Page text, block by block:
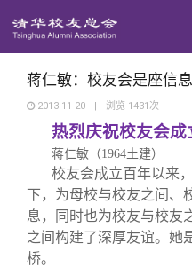
地区联络
年级联络
院系校友
专业委员
回馈母校
捐赠项目
捐赠新闻
捐赠纪事
媒体平台
《清华校
《水木清
百年清华
清华人物
校友服务
蒋仁敏：校友会是座信
2013-11-20 | 浏览 1431 次
热烈庆祝校友会成
蒋仁敏（1964土建）
校友会成立百年以来
下，为母校与校友之间、
息，同时也为校友与校友
之间构建了深厚友谊。她
桥。